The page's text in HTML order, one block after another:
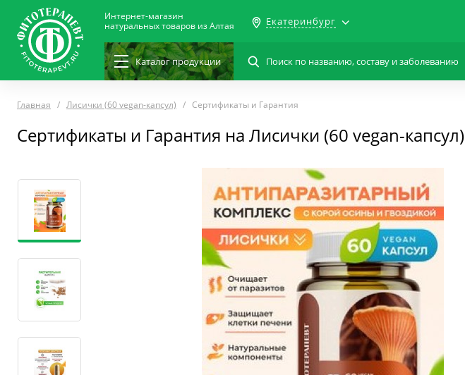
Интернет-магазин
натуральных товаров из Алтая
Екатеринбург
Каталогпродукции
Главная Лисички (60 vegan-капсул) Сертификаты и Гарантия
Сертификаты и Гарантия на Лисички (60 vegan-капсул)